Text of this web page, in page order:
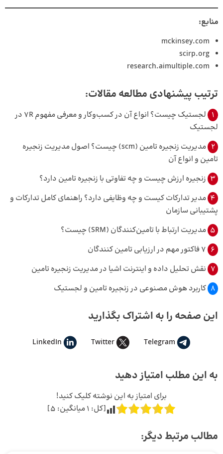
منابع:
mckinsey.com
scirp.org
research.aimultiple.com
ترتیب پیشنهادی مطالعه مقالات:
1
لجستیک چیست؟ انواع آن در کسب‌و‌کار و معرفی مفهوم 7R در
لجستیک
2
مدیریت زنجیره تامین (scm) چیست؟ اصول مدیریت زنجیره
تامین و انواع آن
3 زنجیره ارزش چیست و چه تفاوتی با زنجیره تامین دارد؟
4 مدیر تدارکات کیست و چه وظایفی دارد؟ راهنمای کامل تدارکات و
پشتیبانی سازمان
5 مدیریت ارتباط با تامین‌کنندگان (SRM) چیست؟
6
7 نقش تحلیل داده و اینترنت اشیا در مدیریت زنجیره تامین
8 کاربرد هوش مصنوعی در زنجیره تامین و لجستیک
این صفحه را به اشتراک بگذارید
Telegram
Twitter
LinkedIn
به این مطلب امتیاز دهید
برای امتیاز به این نوشته کلیک کنید!
[کل: 1میانگین: 5
]
مطالب مرتبط دیگر: